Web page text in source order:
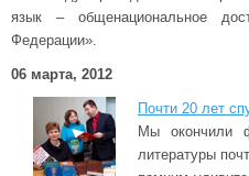
язык – общенациональное
Федерации».
06 марта, 2012
Почти 20 лет
Мы окончили
литературы